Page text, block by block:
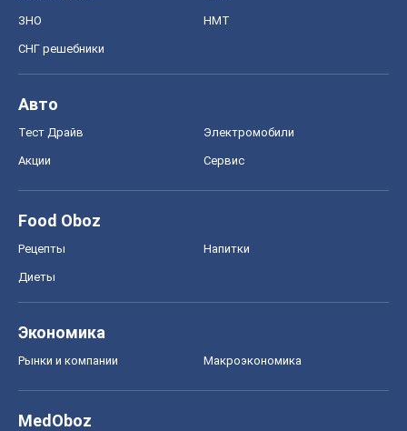
ЗНО НМТ
СНГ решебники
Авто
Тест Драйв Электромобили
Акции Сервис
Food Oboz
Рецепты Напитки
Диеты
Экономика
Рынки и компании Mакроэкономика
MedOboz